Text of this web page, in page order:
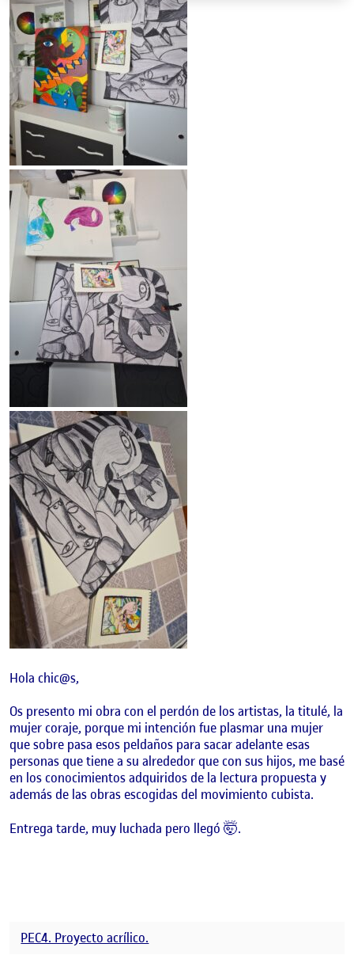
Hola chic@s,
Os presento mi obra con el perdón de los artistas, la titulé, la
mujer coraje, porque mi intención fue plasmar una mujer
que sobre pasa esos peldaños para sacar adelante esas
personas que tiene a su alrededor que con sus hijos, me basé
en los conocimientos adquiridos de la lectura propuesta y
además de las obras escogidas del movimiento cubista.
Entrega tarde, muy luchada pero llegó 🤯.
PEC4. Proyecto acrílico.